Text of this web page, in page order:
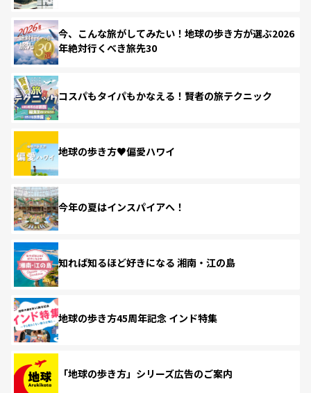
今、こんな旅がしてみたい！地球の歩き方が選ぶ2026
年絶対行くべき旅先30
コスパもタイパもかなえる！賢者の旅テクニック
地球の歩き方♥偏愛ハワイ
今年の夏はインスパイアへ！
知れば知るほど好きになる 湘南・江の島
地球の歩き方45周年記念 インド特集
「地球の歩き方」シリーズ広告のご案内